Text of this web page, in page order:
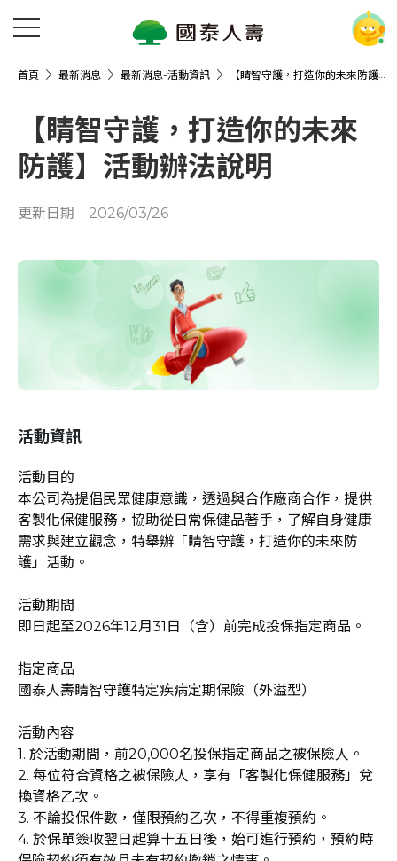
首頁 最新消息 最新消息-活動資訊 【睛智守護，打造你的未來防護】活動辦法說明
【睛智守護，打造你的未來
防護】活動辦法說明
更新日期 2026/03/26
活動資訊
活動目的
本公司為提倡民眾健康意識，透過與合作廠商合作，提供
客製化保健服務，協助從日常保健品著手，了解自身健康
需求與建立觀念，特舉辦「睛智守護，打造你的未來防
護」活動。
活動期間
即日起至2026年12月31日（含）前完成投保指定商品。
指定商品
國泰人壽睛智守護特定疾病定期保險（外溢型）
活動內容
1. 於活動期間，前20,000名投保指定商品之被保險人。
2. 每位符合資格之被保險人，享有「客製化保健服務」兌
換資格乙次。
3. 不論投保件數，僅限預約乙次，不得重複預約。
4. 於保單簽收翌日起算十五日後，始可進行預約，預約時